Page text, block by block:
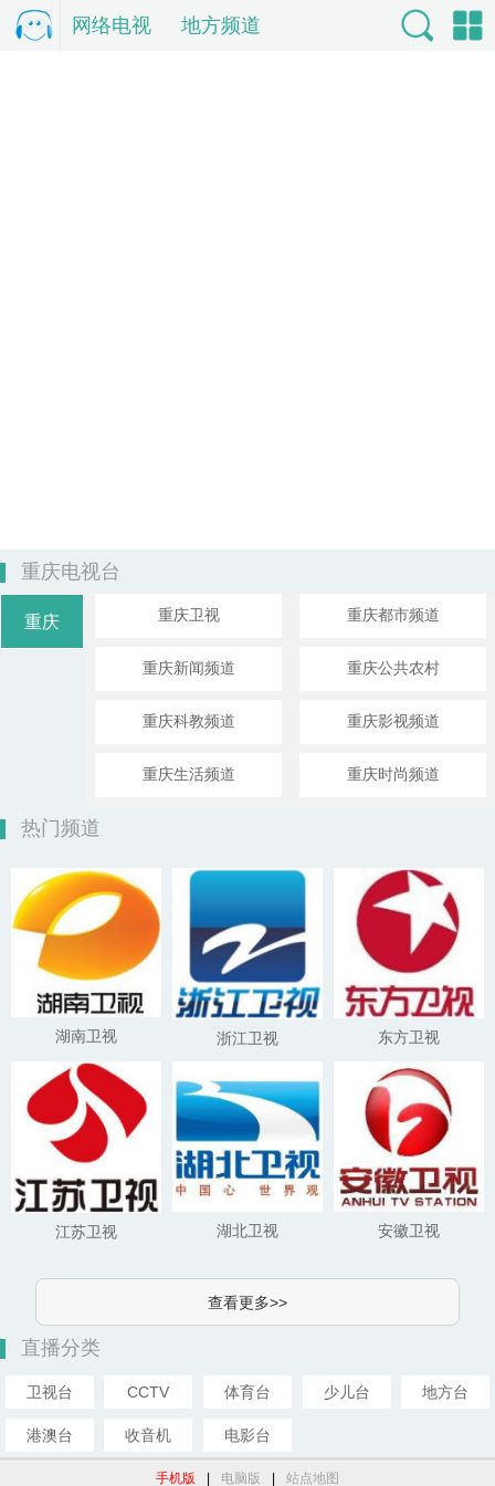
电
网络电视 地方频道
重庆电视台
重庆 重庆卫视 重庆都市频道
重庆新闻频道 重庆公共农村
重庆科教频道 重庆影视频道
重庆生活频道 重庆时尚频道
热门频道
湖南卫视 浙江卫视 东方卫视
江苏卫视 湖北卫视 安徽卫视
查看更多>>
直播分类
卫视台 CCTV 体育台 少儿台 地方台
港澳台 收音机 电影台
手机版 电脑版 站点地图